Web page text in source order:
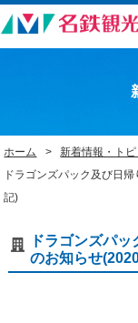
ホーム 新着情報・トピ
ドラゴンズパック及び日
記)
ドラゴンズパ
のお知らせ